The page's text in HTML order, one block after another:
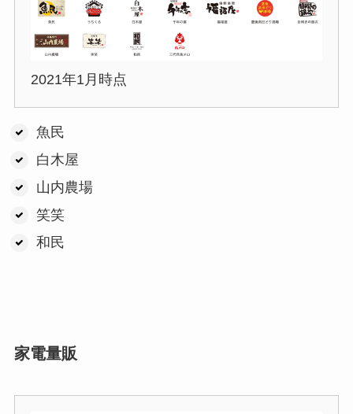
2021年1月時点
魚民
白木屋
山内農場
笑笑
和民
家電量販